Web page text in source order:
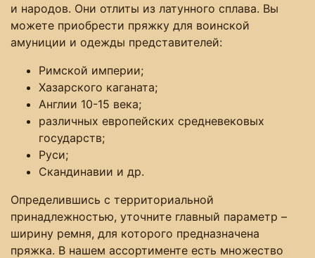
и народов. Они отлиты из латунного сплава. Вы
можете приобрести пряжку для воинской
амуниции и одежды представителей:
Римской империи;
Хазарского каганата;
Англии 10-15 века;
различных европейских средневековых
государств;
Руси;
Скандинавии и др.
Определившись с территориальной
принадлежностью, уточните главный параметр –
ширину ремня, для которого предназначена
пряжка. В нашем ассортименте есть множество